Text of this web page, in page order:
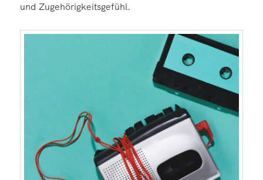
und Zugehörigkeitsgefühl.